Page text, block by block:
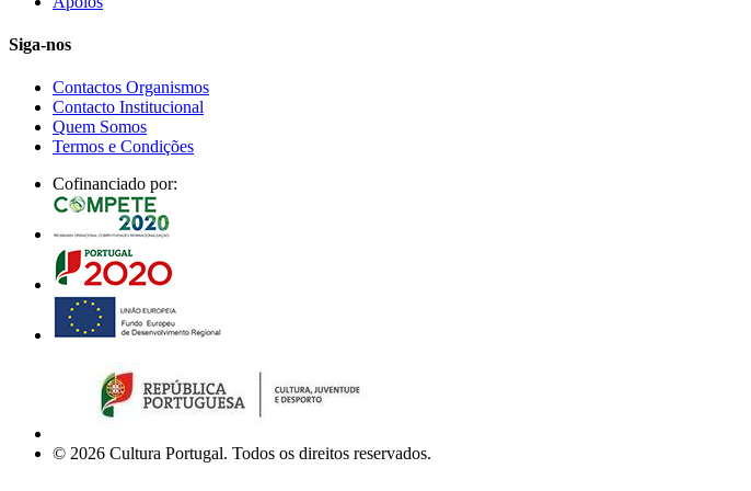
Siga-nos
Contactos Organismos
Contacto Institucional
Quem Somos
Termos e Condições
Cofinanciado por:
© 2026 Cultura Portugal. Todos os direitos reservados.